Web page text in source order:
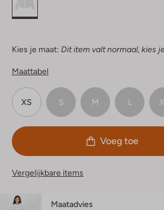
Kies je maat: Dit item valt normaal, kies
Maattabel
XS S M L
Voeg toe
Vergelijkbare items
Maatadvies